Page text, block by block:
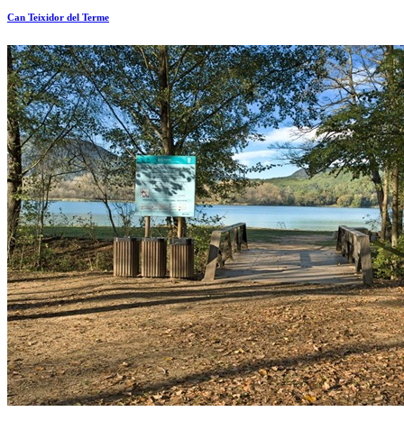
Can Teixidor del Terme